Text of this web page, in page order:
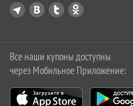
Все наши купоны доступны
через Мобильное Приложение: